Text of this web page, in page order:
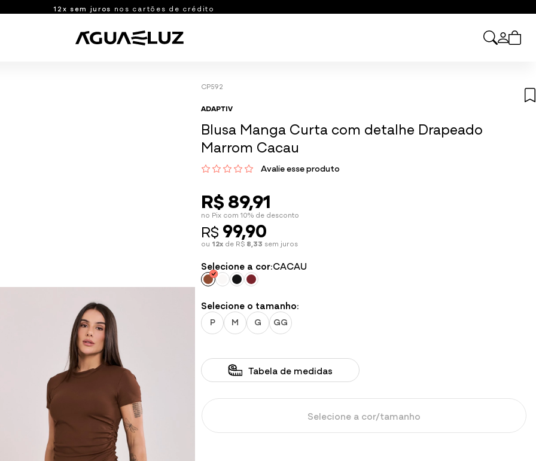
10%de descontovia PIX
Conjuntos
CP592
ADAPTIV
Blusa Manga Curta com detalhe Drapeado
Marrom Cacau
Avalie esse produto
R$ 89,91
no Pix com 10% de desconto
R$ 99,90
ou 12x de R$ 8,33 sem juros
Selecione a cor:CACAU
Selecione o tamanho:
P M G GG
Tabela de medidas
Selecione a cor/tamanho